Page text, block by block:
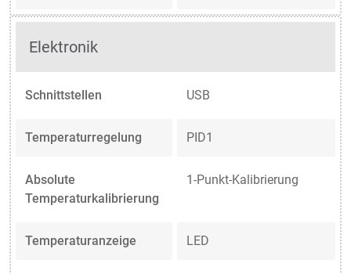
Elektronik
Schnittstellen USB
Temperaturregelung PID1
Absolute
Temperaturkalibrierung
1-Punkt-Kalibrierung
Temperaturanzeige LED